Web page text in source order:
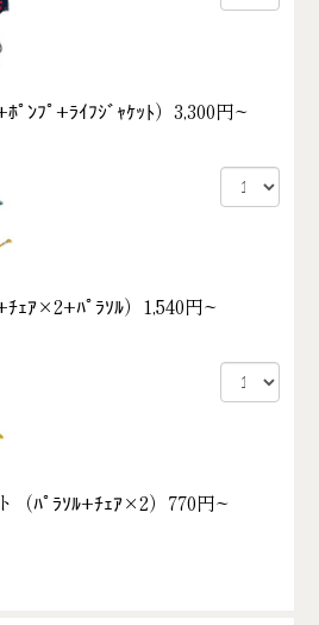
ﾝﾌﾟ+ﾗｲﾌｼﾞｬｹｯﾄ） 3,300円~
ｪｱ×2+ﾊﾟﾗｿﾙ） 1,540円~
（ﾊﾟﾗｿﾙ+ﾁｪｱ×2） 770円~